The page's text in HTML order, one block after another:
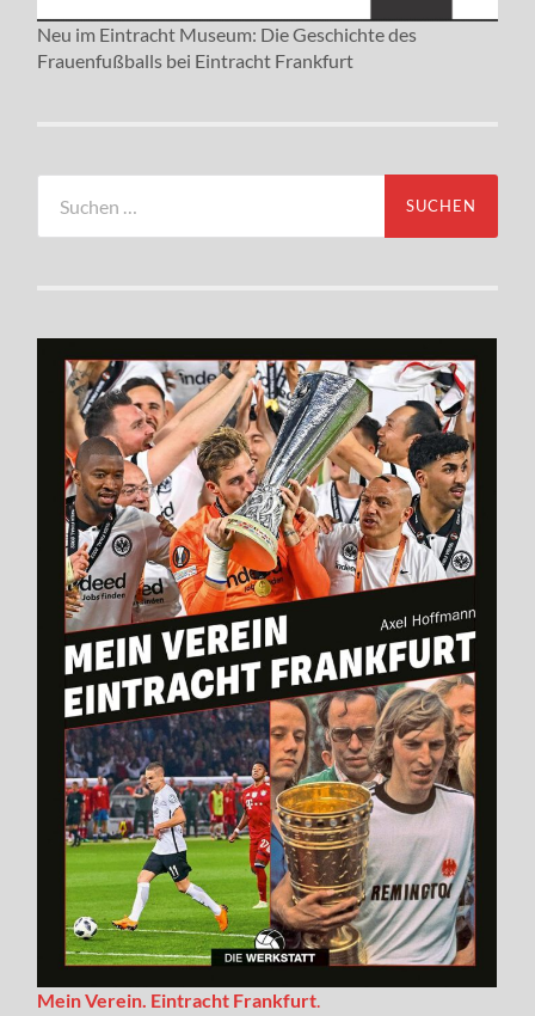
Neu im Eintracht Museum: Die Geschichte des
Frauenfußballs bei Eintracht Frankfurt
nach:
Mein Verein. Eintracht Frankfurt